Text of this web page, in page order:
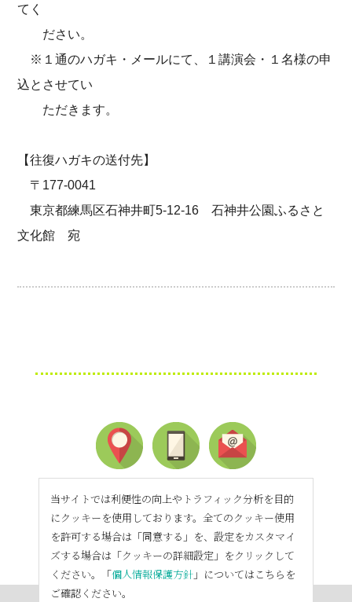
てく
ださい。
※１通のハガキ・メールにて、１講演会・１名様の申
込とさせてい
ただきます。
【往復ハガキの送付先】
〒177-0041
東京都練馬区石神井町5-12-16 石神井公園ふるさと
文化館 宛
当サイトでは利便性の向上やトラフィック分析を目的
にクッキーを使用しております。全てのクッキー使用
を許可する場合は「同意する」を、設定をカスタマイ
ズする場合は「クッキーの詳細設定」をクリックして
ください。「個人情報保護方針 」についてはこちらを
ご確認ください。